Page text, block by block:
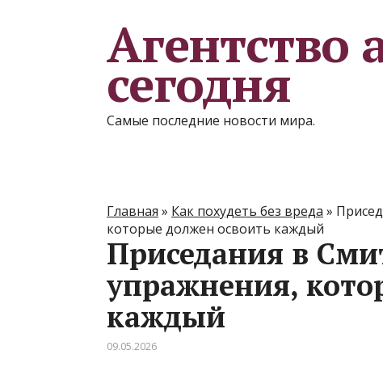
Агентство
сегодня
Самые последние новости мира.
Главная » Как похудеть без вреда »
которые должен освоить каждый
Приседания в
упражнения,
каждый
09.05.2026